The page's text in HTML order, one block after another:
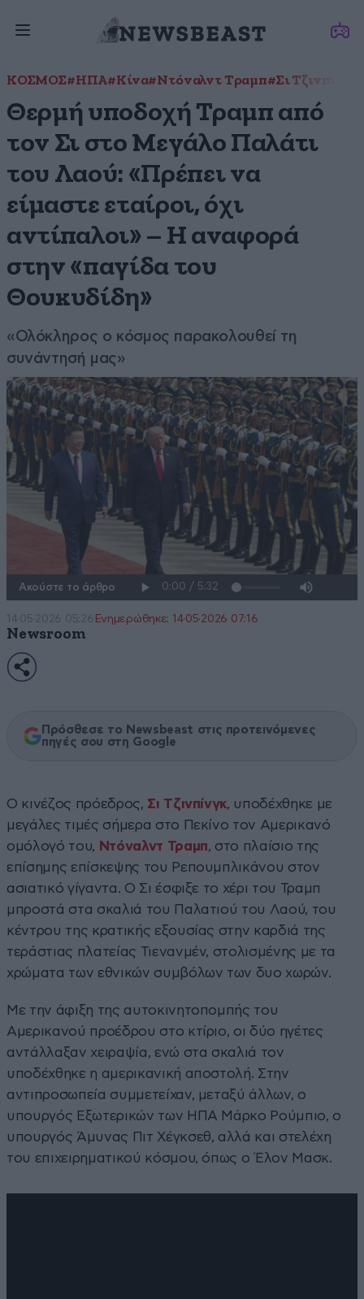
ΚΟΣΜΟΣ#ΗΠΑ#Κίνα#Ντόναλντ Τραμπ#Σι Τζινπίνγκ
Θερμή υποδοχή Τραμπ από
τον Σι στο Μεγάλο Παλάτι
του Λαού: «Πρέπει να
είμαστε εταίροι, όχι
αντίπαλοι» – Η αναφορά
στην «παγίδα του
Θουκυδίδη»
«Ολόκληρος ο κόσμος παρακολουθεί τη
συνάντησή μας»
Ακούστε το άρθρο
14·05·2026 05:26 Ενημερώθηκε: 14·05·2026 07:16
Newsroom
Πρόσθεσε το Newsbeast στις προτεινόμενες
πηγές σου στη Google
Ο κινέζος πρόεδρος, Σι Τζινπίνγκ, υποδέχθηκε με
μεγάλες τιμές σήμερα στο Πεκίνο τον Αμερικανό
ομόλογό του, Ντόναλντ Τραμπ, στο πλαίσιο της
επίσημης επίσκεψης του Ρεπουμπλικάνου στον
ασιατικό γίγαντα. Ο Σι έσφιξε το χέρι του Τραμπ
μπροστά στα σκαλιά του Παλατιού του Λαού, του
κέντρου της κρατικής εξουσίας στην καρδιά της
τεράστιας πλατείας Τιενανμέν, στολισμένης με τα
χρώματα των εθνικών συμβόλων των δυο χωρών.
Με την άφιξη της αυτοκινητοπομπής του
Αμερικανού προέδρου στο κτίριο, οι δύο ηγέτες
αντάλλαξαν χειραψία, ενώ στα σκαλιά τον
υποδέχθηκε η αμερικανική αποστολή. Στην
αντιπροσωπεία συμμετείχαν, μεταξύ άλλων, ο
υπουργός Εξωτερικών των ΗΠΑ Μάρκο Ρούμπιο, ο
υπουργός Άμυνας Πιτ Χέγκσεθ, αλλά και στελέχη
του επιχειρηματικού κόσμου, όπως ο Έλον Μασκ.